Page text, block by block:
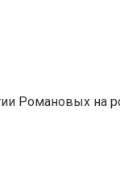
Романовых